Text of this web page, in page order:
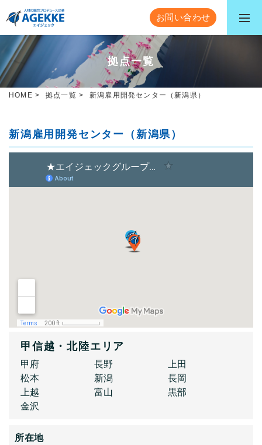
お問い合わせ
拠点一覧
HOME > 拠点一覧 > 新潟雇用開発センター（新潟県）
新潟雇用開発センター（新潟県）
甲信越・北陸エリア
甲府 長野
上田
松本
新潟
長岡
上越
富山
黒部
金沢
所在地